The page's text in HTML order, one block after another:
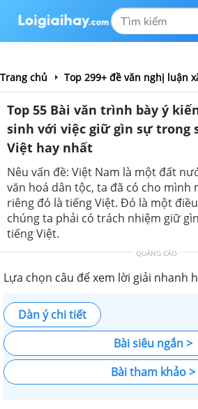
Trang chủ Top 299+ đề văn nghị luận
Top 55 Bài văn trình bày ý
sinh với việc giữ gìn sự trong
Việt hay nhất
Nêu vấn đề: Việt Nam là một đất
văn hoá dân tộc, ta đã có cho
riêng đó là tiếng Việt. Đó là một
chúng ta phải có trách nhiệm giữ
tiếng Việt.
QUẢNG CÁO
Lựa chọn câu để xem lời giải nhanh
Dàn ý chi tiết
Bài siêu ngắn >
Bài tham khảo >